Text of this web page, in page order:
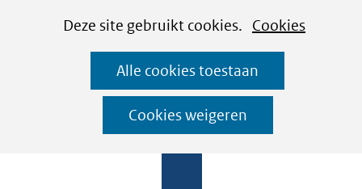
CookiesDeze site gebruikt cookies. Cookies
Alle cookies toestaan
Cookies weigeren
Ga
naar
de
inhoud